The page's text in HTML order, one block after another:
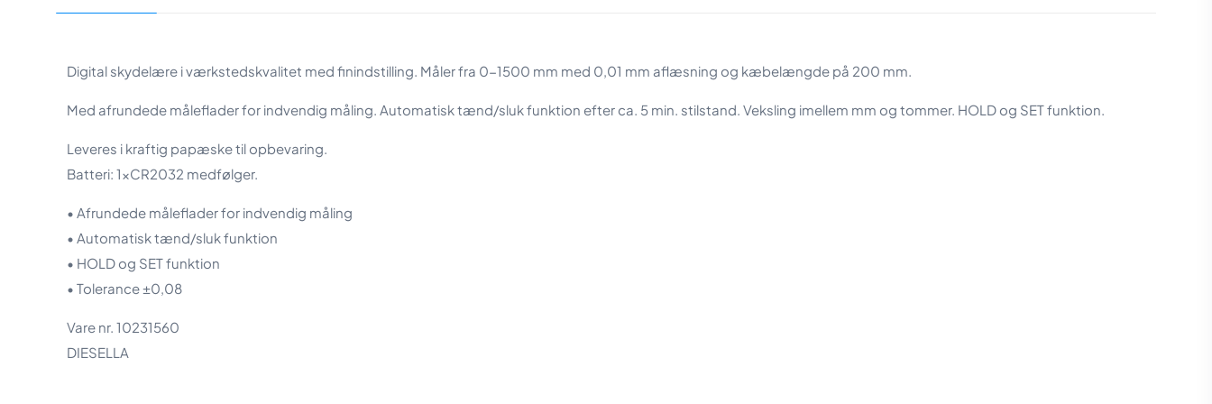
Digital skydelære i værkstedskvalitet med finindstilling. Måler fra 0-1500 mm med 0,01 mm aflæsning og kæbelængde på 200 mm.
Med afrundede måleflader for indvendig måling. Automatisk tænd/sluk funktion efter ca. 5 min. stilstand. Veksling imellem mm og tommer. HOLD og SET funktion.
Leveres i kraftig papæske til opbevaring.
Batteri: 1xCR2032 medfølger.
• Afrundede måleflader for indvendig måling
• Automatisk tænd/sluk funktion
• HOLD og SET funktion
• Tolerance ±0,08
Vare nr. 10231560
DIESELLA